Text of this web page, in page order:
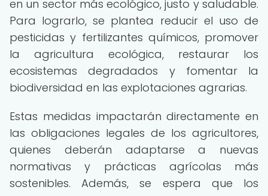
en un sector más ecológico, justo y saludable.
Para lograrlo, se plantea reducir el uso de
pesticidas y fertilizantes químicos, promover
la agricultura ecológica, restaurar los
ecosistemas degradados y fomentar la
biodiversidad en las explotaciones agrarias.
Estas medidas impactarán directamente en
las obligaciones legales de los agricultores,
quienes deberán adaptarse a nuevas
normativas y prácticas agrícolas más
sostenibles. Además, se espera que los